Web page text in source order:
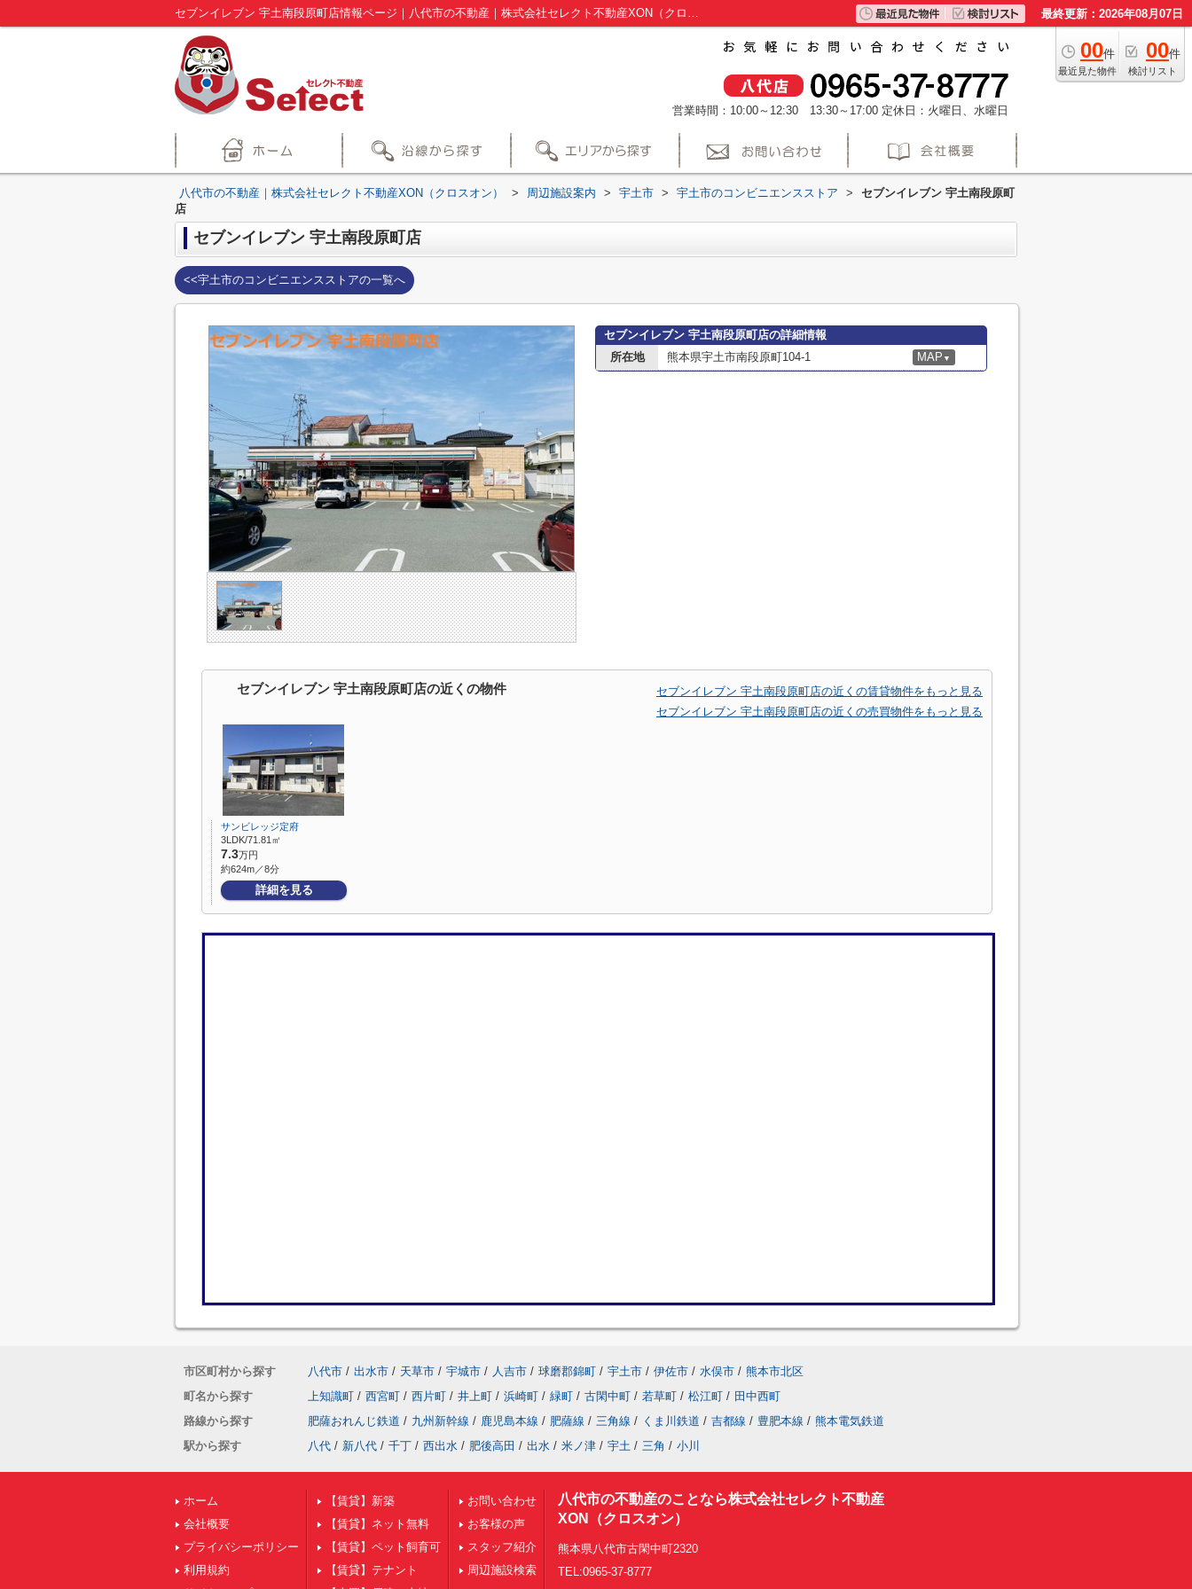
セブンイレブン 宇土南段原町店情報ページ｜八代市の不動産｜株式会社セレクト不動産XON（クロスオン） 最終更新：2026年08月07日
00件
最近見た物件
00件
検討リスト
営業時間：10:00～12:30 13:30～17:00 定休日：火曜日、水曜日
八代市の不動産｜株式会社セレクト不動産XON（クロスオン） > 周辺施設案内 > 宇土市 > 宇土市のコンビニエンスストア >
セブンイレブン 宇土南段原町
店
セブンイレブン 宇土南段原町店
<<宇土市のコンビニエンスストアの一覧へ
セブンイレブン 宇土南段原町店の詳細情報
所在地
熊本県宇土市南段原町104-1 MAP ▼
セブンイレブン 宇土南段原町店の近くの物件
セブンイレブン 宇土南段原町店の近くの賃貸物件をもっと見る
セブンイレブン 宇土南段原町店の近くの売買物件をもっと見る
サンビレッジ定府
3LDK/71.81㎡
7.3万円
約624m／8分
詳細を見る
市区町村から探す 八代市 / 出水市 / 天草市 / 宇城市 / 人吉市 / 球磨郡錦町 / 宇土市 / 伊佐市 / 水俣市 / 熊本市北区
町名から探す
上知識町 / 西宮町 / 西片町 / 井上町 / 浜崎町 / 緑町 / 古閑中町 / 若草町 / 松江町 / 田中西町
路線から探す
肥薩おれんじ鉄道 / 九州新幹線 / 鹿児島本線 / 肥薩線 / 三角線 / くま川鉄道 / 吉都線 / 豊肥本線 / 熊本電気鉄道
駅から探す
八代 / 新八代 / 千丁 / 西出水 / 肥後高田 / 出水 / 米ノ津 / 宇土 / 三角 / 小川
ホーム
会社概要
プライバシーポリシー
利用規約
【賃貸】新築
【賃貸】ネット無料
【賃貸】ペット飼育可
【賃貸】テナント
お問い合わせ
お客様の声
スタッフ紹介
周辺施設検索
八代市の不動産のことなら株式会社セレクト不動産
XON（クロスオン）
熊本県八代市古閑中町2320
TEL:0965-37-8777